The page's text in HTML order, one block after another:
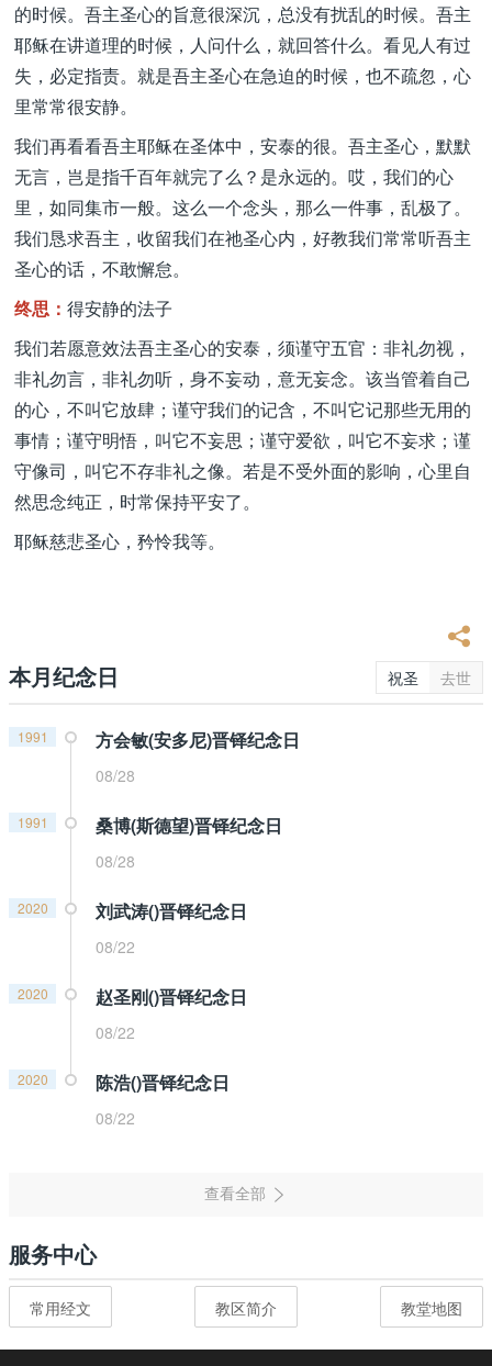
的时候。吾主圣心的旨意很深沉，总没有扰乱的时候。吾主
耶稣在讲道理的时候，人问什么，就回答什么。看见人有过
失，必定指责。就是吾主圣心在急迫的时候，也不疏忽，心
里常常很安静。
我们再看看吾主耶稣在圣体中，安泰的很。吾主圣心，默默
无言，岂是指千百年就完了么？是永远的。哎，我们的心
里，如同集市一般。这么一个念头，那么一件事，乱极了。
我们恳求吾主，收留我们在祂圣心内，好教我们常常听吾主
圣心的话，不敢懈怠。
终思： 得安静的法子
我们若愿意效法吾主圣心的安泰，须谨守五官：非礼勿视，
非礼勿言，非礼勿听，身不妄动，意无妄念。该当管着自己
的心，不叫它放肆；谨守我们的记含，不叫它记那些无用的
事情；谨守明悟，叫它不妄思；谨守爱欲，叫它不妄求；谨
守像司，叫它不存非礼之像。若是不受外面的影响，心里自
然思念纯正，时常保持平安了。
耶稣慈悲圣心，矜怜我等。
本月纪念日 祝圣 去世
1991 方会敏(安多尼)晋铎纪念日
08/28
1991 桑博(斯德望)晋铎纪念日
08/28
2020 刘武涛()晋铎纪念日
08/22
2020 赵圣刚()晋铎纪念日
08/22
2020 陈浩()晋铎纪念日
08/22
服务中心
常用经文 教区简介 教堂地图